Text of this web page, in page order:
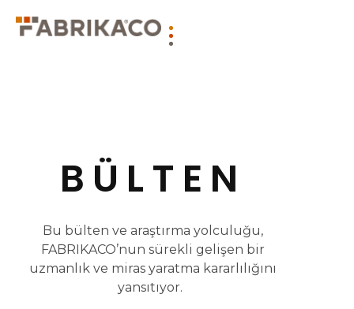
BÜLTEN
Bu bülten ve araştırma yolculuğu,
FABRIKACO’nun sürekli gelişen bir
uzmanlık ve miras yaratma kararlılığını
yansıtıyor.